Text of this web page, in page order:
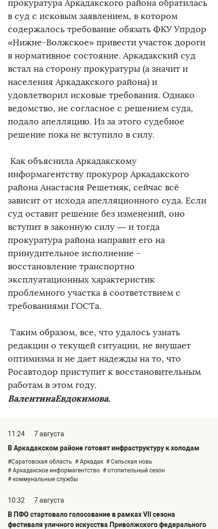
прокуратура Аркадакского района обратилась
в суд с исковым заявлением, в котором
содержалось требование обязать ФКУ Упрдор
«Нижне-Волжское» привести участок дороги
в нормативное состояние. Аркадакский суд
встал на сторону прокуратуры (а значит и
населения Аркадакского района) и
удовлетворил исковые требования. Однако
ведомство, не согласное с решением суда,
подало апелляцию. Из за этого судебное
решение пока не вступило в силу.
Как объяснила Аркадакскому
информагентству прокурор Аркадакского
района Анастасия Решетняк, сейчас всё
зависит от исхода апелляционного суда. Если
суд оставит решение без изменений, оно
вступит в законную силу — и тогда
прокуратура района направит его на
принудительное исполнение -
восстановление транспортно
эксплуатационных характеристик
проблемного участка в соответствием с
требованиями ГОСТа.
Таким образом, все, что удалось узнать
редакции о текущей ситуации, не внушает
оптимизма и не дает надежды на то, что
Росавтодор приступит к восстановительным
работам в этом году.
ВалентинаЕвдокимова.
11:24
7 августа
В Аркадакском районе готовят инфраструктуру к холодам
#Саратовская область # Аркадак # Сельская новь
# Аркадакское информагентство # отопительный сезон
# коммунальные службы
10:32
7 августа
В ПФО стартовало голосование в рамках VII сезона
фестиваля уличного искусства Приволжского федерального